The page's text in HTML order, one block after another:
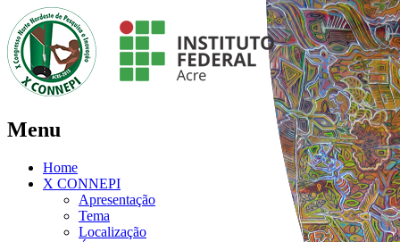
Menu
Home
X CONNEPI
Apresentação
Tema
Localização